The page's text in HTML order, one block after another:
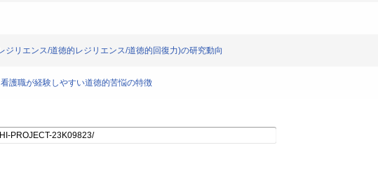
リエンス/道徳的レジリエンス/道徳的回復力)の研究動向
護職が経験しやすい道徳的苦悩の特徴